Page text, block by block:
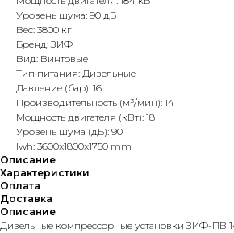
Уровень шума: 90 дБ
Вес: 3800 кг
Бренд: ЗИФ
Вид: Винтовые
Тип питания: Дизельные
Давление (бар): 16
Производительность (м³/мин): 14
Мощность двигателя (кВт): 18
Уровень шума (дБ): 90
lwh: 3600x1800x1750 mm
Описание
Характеристики
Оплата
Доставка
Описание
Дизельные компрессорные установки ЗИФ-ПВ